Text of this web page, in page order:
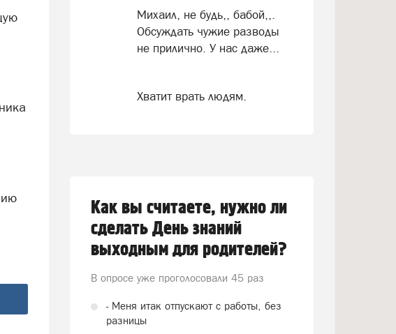
Михаил, не будь,, бабой,,.
Обсуждать чужие разводы
не прилично. У нас даже...
Хватит врать людям.
Как вы считаете, нужно ли
сделать День знаний
выходным для родителей?
В опросе уже проголосовали 45 раз
- Меня итак отпускают с работы, без
разницы